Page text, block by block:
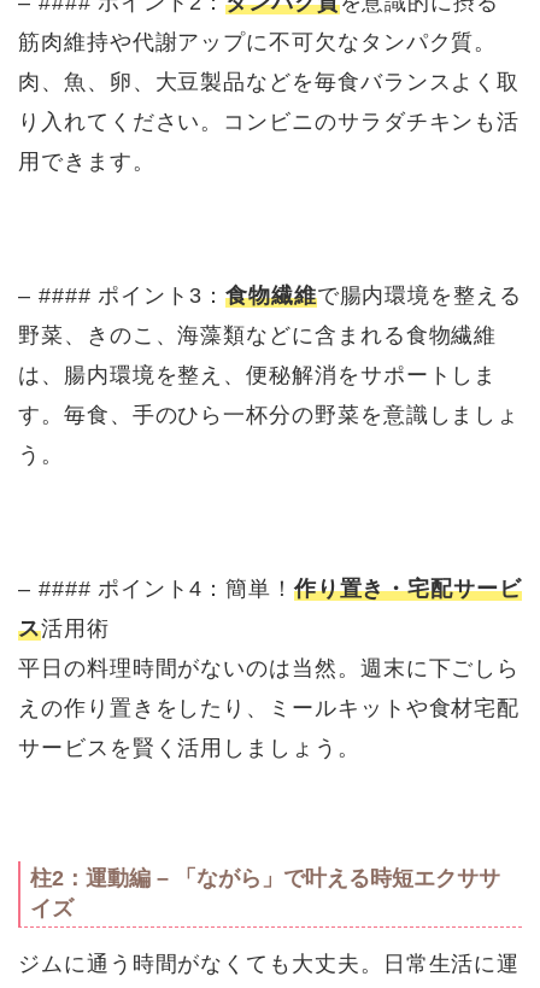
筋肉維持や代謝アップに不可欠なタンパク質。
肉、魚、卵、大豆製品などを毎食バランスよく取
り入れてください。コンビニのサラダチキンも活
用できます。
– #### ポイント3： 食物繊維で腸内環境を整える
野菜、きのこ、海藻類などに含まれる食物繊維
は、腸内環境を整え、便秘解消をサポートしま
す。毎食、手のひら一杯分の野菜を意識しましょ
う。
– #### ポイント4：簡単！ 作り置き・宅配サービ
ス活用術
平日の料理時間がないのは当然。週末に下ごしら
えの作り置きをしたり、ミールキットや食材宅配
サービスを賢く活用しましょう。
柱2：運動編 – 「ながら」で叶える時短エクササ
イズ
ジムに通う時間がなくても大丈夫。日常生活に運